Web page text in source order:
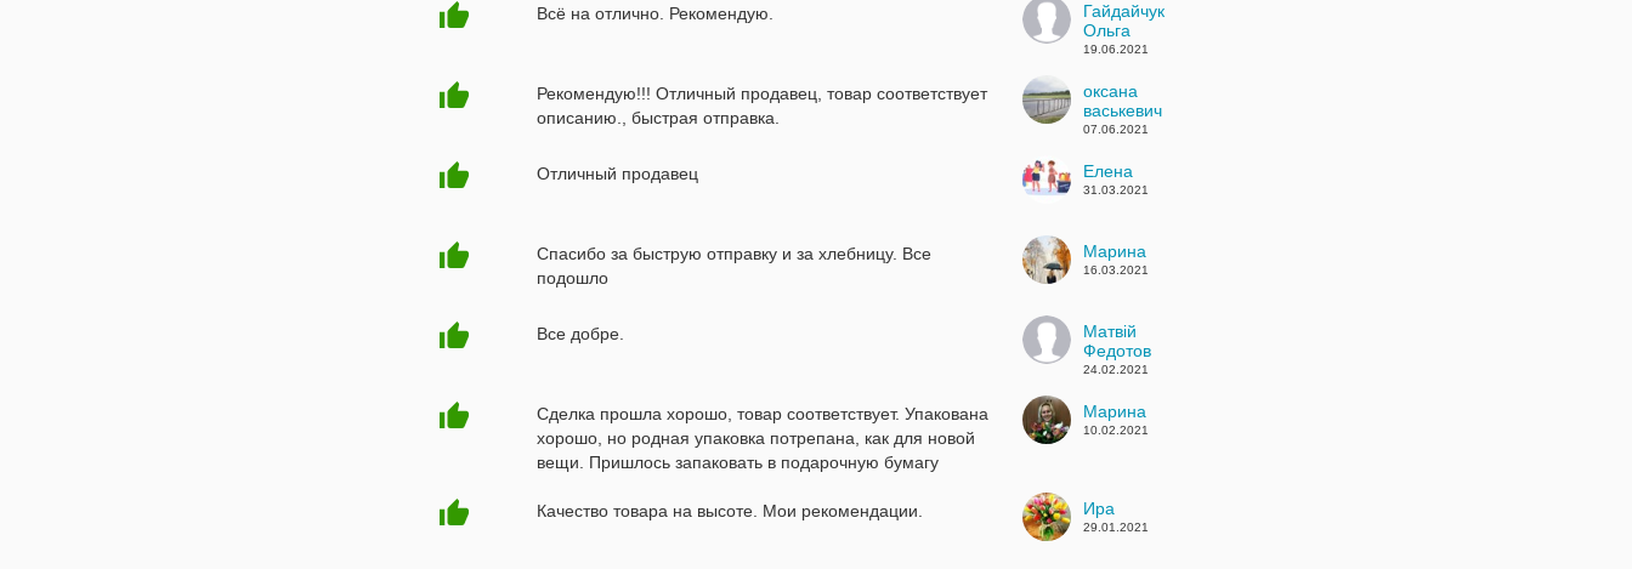
Гайдайчук
Ольга
19.06.2021
Всё на отлично. Рекомендую.
оксана
васькевич
07.06.2021
Рекомендую!!! Отличный продавец, товар соответствует
описанию., быстрая отправка.
Елена
31.03.2021
Отличный продавец
Марина
16.03.2021
Спасибо за быструю отправку и за хлебницу. Все
подошло
Матвій
Федотов
24.02.2021
Все добре.
Марина
10.02.2021
Сделка прошла хорошо, товар соответствует. Упакована
хорошо, но родная упаковка потрепана, как для новой
вещи. Пришлось запаковать в подарочную бумагу
Ира
29.01.2021
Качество товара на высоте. Мои рекомендации.